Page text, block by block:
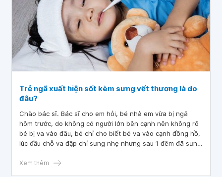
Trẻ ngã xuất hiện sốt kèm sưng vết thương là do
đâu?
Chào bác sĩ. Bác sĩ cho em hỏi, bé nhà em vừa bị ngã
hôm trước, do không có người lớn bên cạnh nên không rõ
bé bị va vào đâu, bé chỉ cho biết bé va vào cạnh đồng hồ,
lúc đầu chỗ va đập chỉ sưng nhẹ nhưng sau 1 đêm đã sưng
Xem thêm